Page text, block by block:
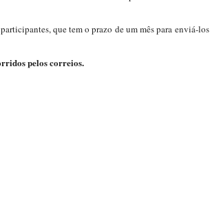
que tem o prazo de um mês para enviá-los
pelos correios.